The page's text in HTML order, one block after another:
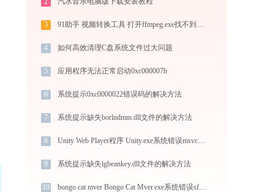
3 91助手 视频转换工具 打开ffmpeg.exe找不到avdevice-58.dll怎么办
4 如何高效清理C盘系统文件过大问题
5 应用程序无法正常启动0xc000007b
6 系统提示0xc0000022错误码的解决方法
7 系统提示缺失borlndmm.dll文件的解决方法
8 Unity Web Player程序 Unity.exe系统错误msvcr120.dll丢失如何解决
9 系统提示缺失lgbeankey.dll文件的解决方法
10 bongo cat mver Bongo Cat Mver.exe系统错误sfml-graphics-2.dll丢失如何解决